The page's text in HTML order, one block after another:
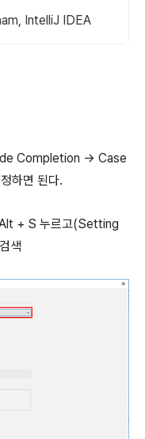
IntelliJ IDEA
Completion -> Case
하면 된다.
+ S 누르고(Setting
색